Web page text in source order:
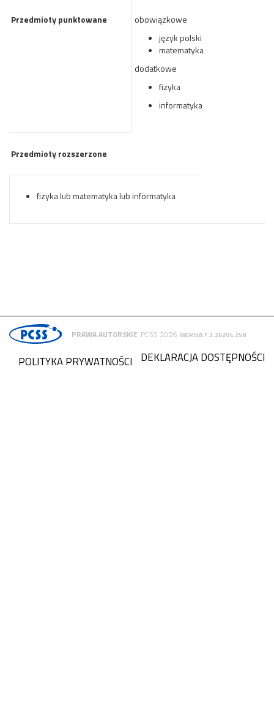
Przedmioty punktowane
obowiązkowe
język polski
matematyka
dodatkowe
fizyka
informatyka
Przedmioty rozszerzone
fizyka lub matematyka lub informatyka
PRAWA AUTORSKIE PCSS 2026 WERSJA 7.3.26204.258
DEKLARACJA DOSTĘPNOŚCI
POLITYKA PRYWATNOŚCI